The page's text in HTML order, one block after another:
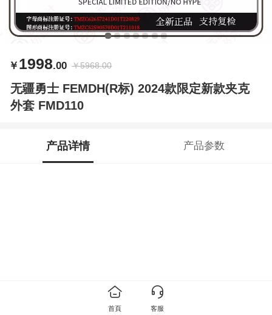
￥ 1998.00 ￥5968.00
无疆勇士 FEMDH(R标) 2024款限定新款夹克
外套 FMD110
产品详情 产品参数
首頁 客服